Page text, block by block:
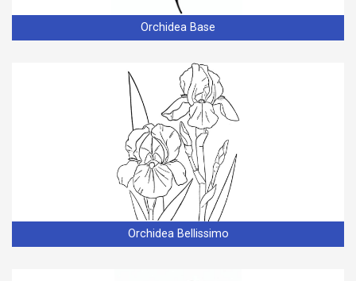
Orchidea Base
Orchidea Bellissimo